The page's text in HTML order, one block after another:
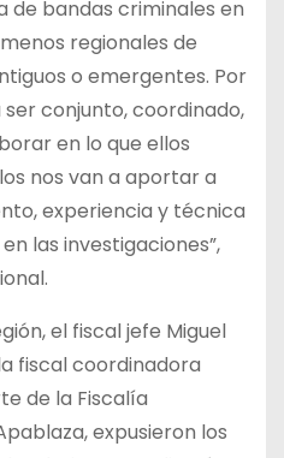
de bandas criminales en
regionales de
o emergentes. Por
conjunto, coordinado,
en lo que ellos
nos van a aportar a
experiencia y técnica
las investigaciones”,
el fiscal jefe Miguel
fiscal coordinadora
de la Fiscalía
expusieron los